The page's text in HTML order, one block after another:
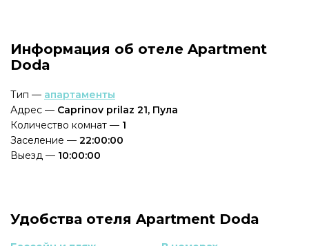
Информация об отеле Apartment
Doda
Тип — апартаменты
Адрес — Caprinov prilaz 21, Пула
Количество комнат — 1
Заселение — 22:00:00
Выезд — 10:00:00
Удобства отеля Apartment Doda